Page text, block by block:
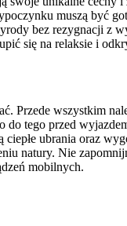
muszą być
bez rezygnacji z
się na relaksie i
wszystkim
do tego przed
ubrania oraz
natury. Nie
mobilnych.